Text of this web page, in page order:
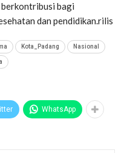
bagi
dan pendidikan.rilis
Kota_Padang Nasional
WhatsApp